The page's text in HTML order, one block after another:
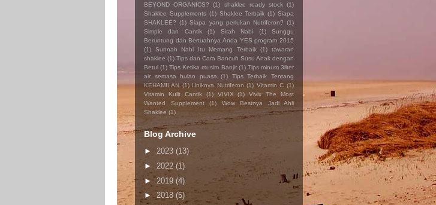
BEYOND ORGANICS?
(1) shaklee ready stock (1)
Shaklee Supplements (1) Shaklee Terbaik (1) Siapa
SHAKLEE? (1) Siapa yang perlukan Nutriferon? (1)
Simple dan Cantik
(1) Sirah Nabi (1)
Sunggu
Beruntung dan Bertuahnya Anda YES program 2015
(1)
Sunnah Nabi Itu Memang Terbaik (1)
tawaran
shaklee (1) Tips dan Cara Bancuh Susu Anak dengan
Betul (1) Tips Ketika musim Banjir (1) Tips minum 3liter
air semasa bulan puasa
(1)
Tips Terbaik Tentang
KEHAMILAN (1) Uniknya Nutriferon (1) Vitamin C (1)
Vitamin Kulit Cantik
(1) VIVIX (1)
Vivix The Most
Wanted Supplement
(1)
Wow Bestnya Jadi Ahli
Shaklee (1)
Blog Archive
► 2023 (13)
► 2022(1)
► 2019 (4)
►2018 (5)